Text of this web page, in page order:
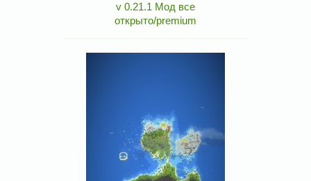
v 0.21.1 Мод все
открыто/premium